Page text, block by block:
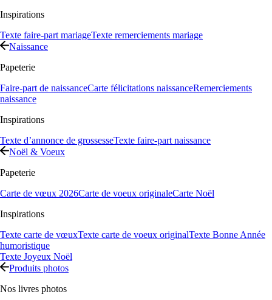
Inspirations
Texte faire-part mariageTexte remerciements mariage
Naissance
Papeterie
Faire-part de naissanceCarte félicitations naissanceRemerciements
naissance
Inspirations
Texte d’annonce de grossesseTexte faire-part naissance
Noël & Voeux
Papeterie
Carte de vœux 2026Carte de voeux originaleCarte Noël
Inspirations
Texte carte de vœuxTexte carte de voeux originalTexte Bonne Année
humoristique
Texte Joyeux Noël
Produits photos
Nos livres photos